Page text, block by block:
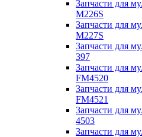
Запчасти для
M226S
Запчасти для
M227S
Запчасти для
397
Запчасти для
FM4520
Запчасти для
FM4521
Запчасти для
4503
Запчасти для